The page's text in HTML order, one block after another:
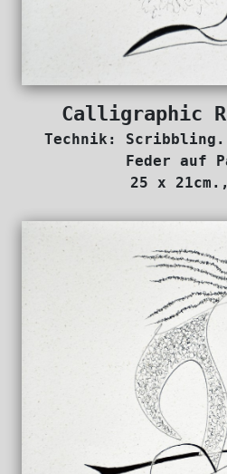
Calligraphic
Technik:
Feder auf
25 x